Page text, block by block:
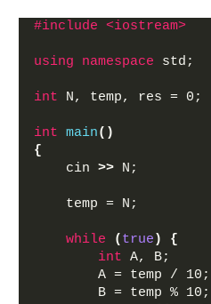
#include <iostream>
using namespace std;
int N, temp, res = 0;
int main()
{
    cin
>> N;
    temp = N;
while ( true )
{
int A, B;
        A = temp / 10;
        B = temp % 10;